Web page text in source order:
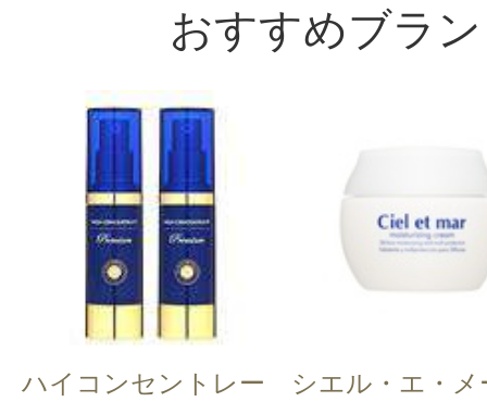
おすすめブラ
ハイコンセントレー
シエル・エ・メ